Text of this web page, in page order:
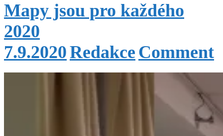
Mapy jsou pro každého
2020
7.9.2020Redakce Comment